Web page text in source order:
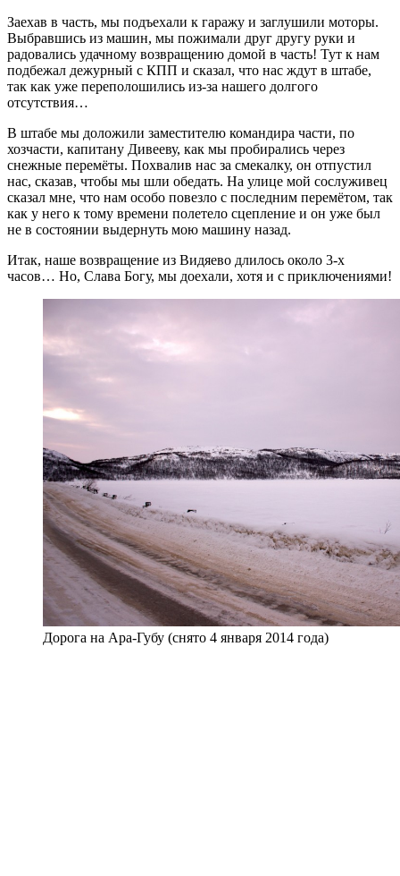
Заехав в часть, мы подъехали к гаражу и заглушили моторы.
Выбравшись из машин, мы пожимали друг другу руки и
радовались удачному возвращению домой в часть! Тут к нам
подбежал дежурный с КПП и сказал, что нас ждут в штабе,
так как уже переполошились из-за нашего долгого
отсутствия…
В штабе мы доложили заместителю командира части, по
хозчасти, капитану Дивееву, как мы пробирались через
снежные перемёты. Похвалив нас за смекалку, он отпустил
нас, сказав, чтобы мы шли обедать. На улице мой сослуживец
сказал мне, что нам особо повезло с последним перемётом, так
как у него к тому времени полетело сцепление и он уже был
не в состоянии выдернуть мою машину назад.
Итак, наше возвращение из Видяево длилось около 3-х
часов… Но, Слава Богу, мы доехали, хотя и с приключениями!
Дорога на Ара-Губу (снято 4 января 2014 года)